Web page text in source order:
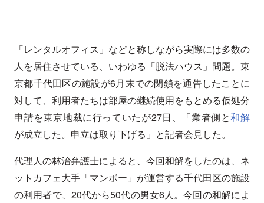
「レンタルオフィス」などと称しながら実際には多数の
人を居住させている、いわゆる「脱法ハウス」問題。東
京都千代田区の施設が6月末での閉鎖を通告したことに
対して、利用者たちは部屋の継続使用をもとめる仮処分
申請を東京地裁に行っていたが27日、「業者側と和解
が成立した。申立は取り下げる」と記者会見した。
代理人の林治弁護士によると、今回和解をしたのは、ネ
ットカフェ大手「マンボー」が運営する千代田区の施設
の利用者で、20代から50代の男女6人。今回の和解によ